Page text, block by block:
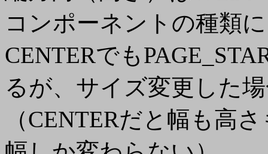
コンポーネントの種類
CENTERでも
るが、サイズ変更した
（CENTERだと幅も高